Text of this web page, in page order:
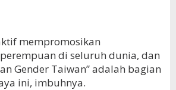
mempromosikan
di seluruh dunia, dan
Gender Taiwan” adalah bagian
ini, imbuhnya.